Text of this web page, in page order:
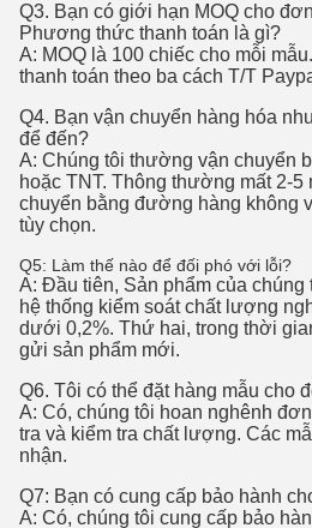
Q3. Bạn có giới hạn MOQ cho
Phương thức thanh toán là gì?
A: MOQ là 100 chiếc cho mỗi
thanh toán theo ba cách T/T
Q4. Bạn vận chuyển hàng hóa
để đến?
A: Chúng tôi thường vận chuyển
hoặc TNT. Thông thường mất 2-
chuyển bằng đường hàng không
tùy chọn.
Q5: Làm thế nào để đối phó với lỗi?
A: Đầu tiên, Sản phẩm của
hệ thống kiểm soát chất lượng
dưới 0,2%. Thứ hai, trong thời
gửi sản phẩm mới.
Q6. Tôi có thể đặt hàng mẫu cho
A: Có, chúng tôi hoan nghênh
tra và kiểm tra chất lượng. Các
nhận.
Q7: Bạn có cung cấp bảo hành
A: Có, chúng tôi cung cấp bảo